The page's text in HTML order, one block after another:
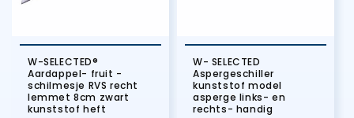
W-SELECTED®
Aardappel- fruit -
schilmesje RVS recht
lemmet 8cm zwart
kunststof heft
W- SELECTED
Aspergeschiller
kunststof model
asperge links- en
rechts- handig